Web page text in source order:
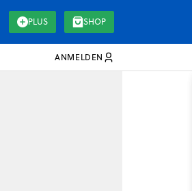
PLUS SHOP
ANMELDEN